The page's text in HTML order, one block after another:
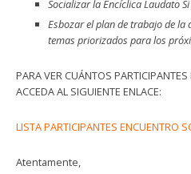
Socializar la Encíclica Laudato Si
Esbozar el plan de trabajo de
temas priorizados para los
PARA VER CUÁNTOS
ACCEDA AL SIGUIENTE ENLACE:
LISTA PARTICIPANTES ENCUENTRO
Atentamente,